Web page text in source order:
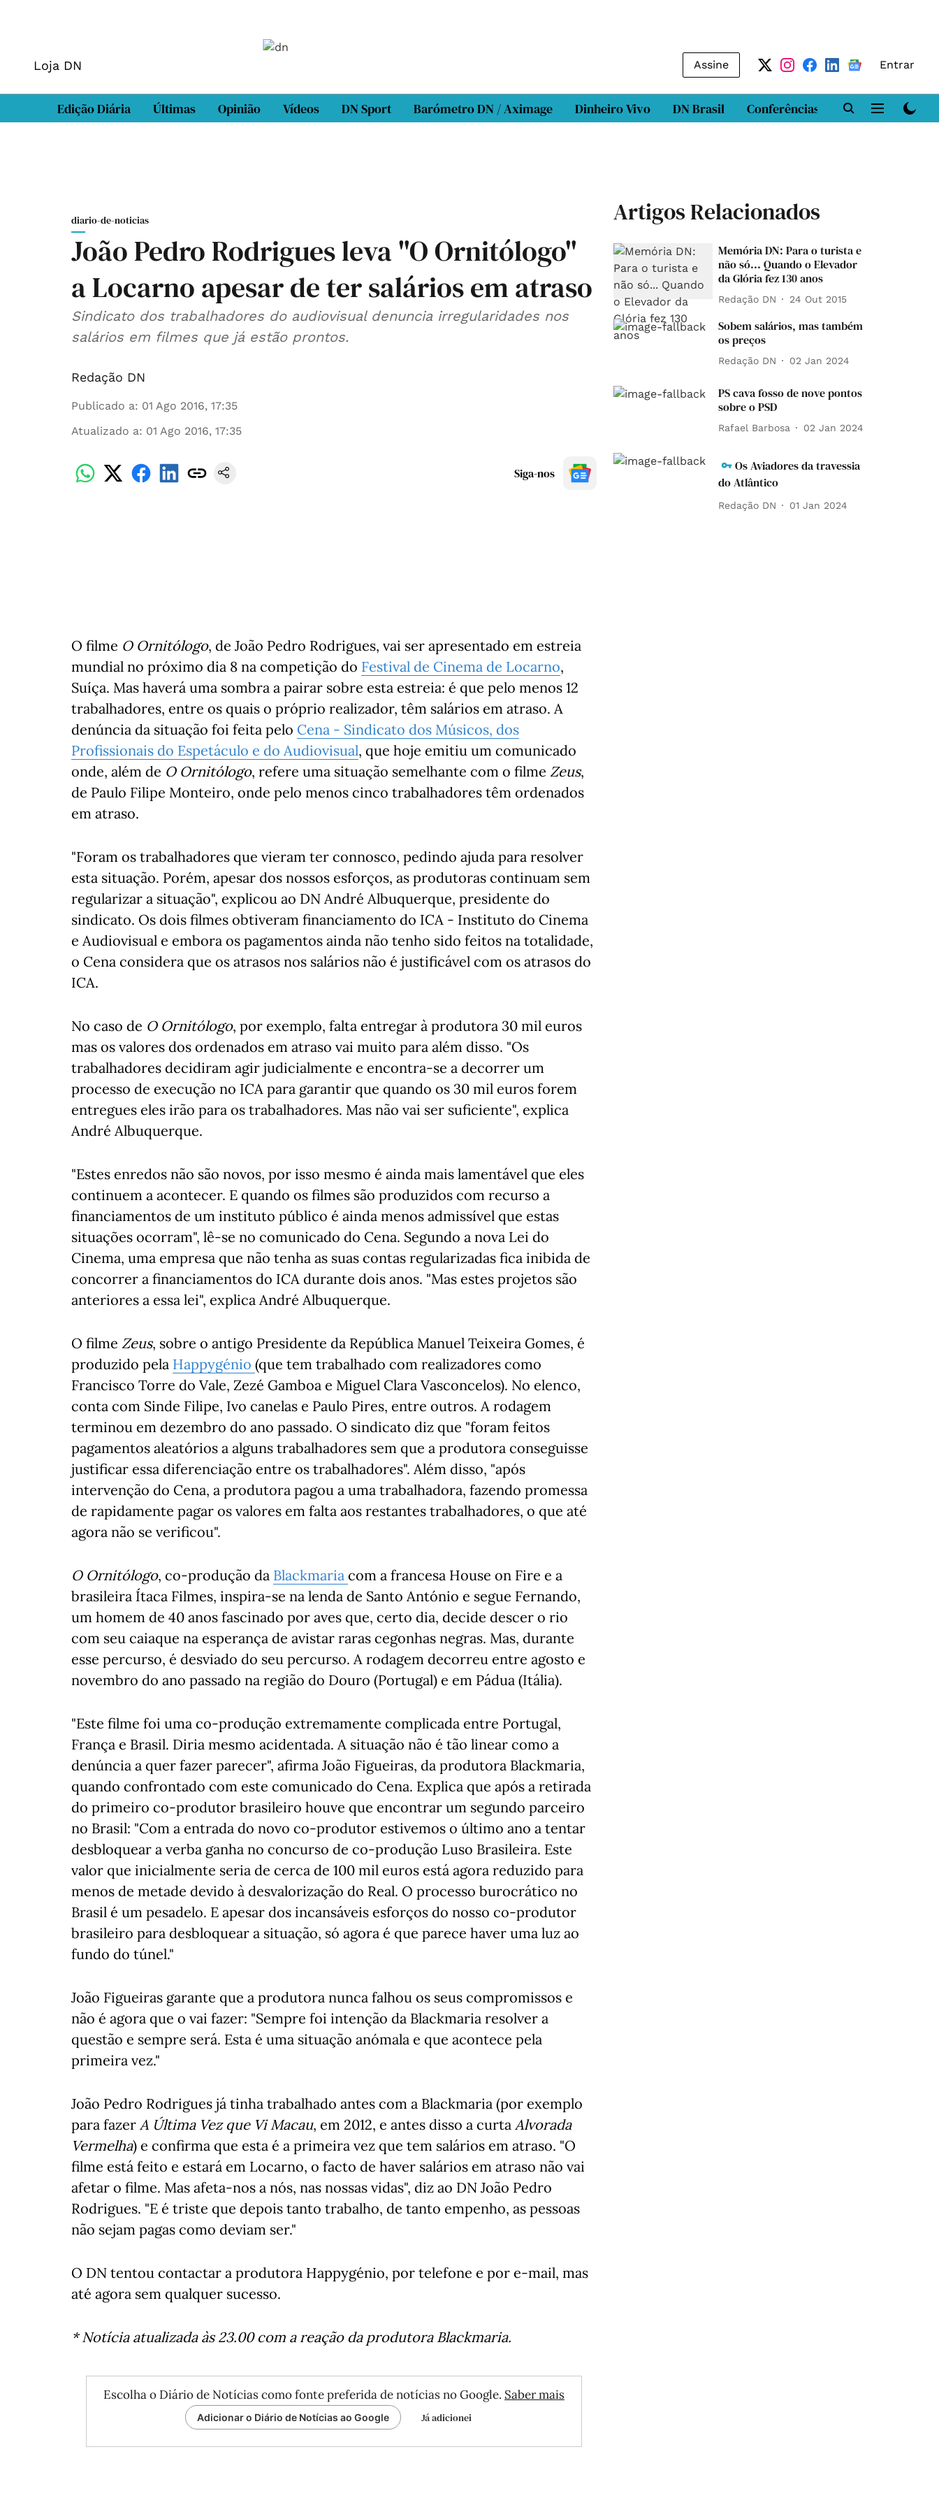
Loja DN Assine Entrar
Edição Diária Últimas Opinião Vídeos DN Sport Barómetro DN / Aximage Dinheiro Vivo DN Brasil Conferências DN LAB
diario-de-noticias
João Pedro Rodrigues leva "O Ornitólogo"
a Locarno apesar de ter salários em atraso
Sindicato dos trabalhadores do audiovisual denuncia irregularidades nos
salários em filmes que já estão prontos.
Redação DN
Publicado a: 01 Ago 2016, 17:35
Atualizado a: 01 Ago 2016, 17:35
Siga-nos
O filme O Ornitólogo, de João Pedro Rodrigues, vai ser apresentado em estreia
mundial no próximo dia 8 na competição do Festival de Cinema de Locarno,
Suíça. Mas haverá uma sombra a pairar sobre esta estreia: é que pelo menos 12
trabalhadores, entre os quais o próprio realizador, têm salários em atraso. A
denúncia da situação foi feita pelo Cena - Sindicato dos Músicos, dos
Profissionais do Espetáculo e do Audiovisual, que hoje emitiu um comunicado
onde, além de O Ornitólogo, refere uma situação semelhante com o filme Zeus,
de Paulo Filipe Monteiro, onde pelo menos cinco trabalhadores têm ordenados
em atraso.
"Foram os trabalhadores que vieram ter connosco, pedindo ajuda para resolver
esta situação. Porém, apesar dos nossos esforços, as produtoras continuam sem
regularizar a situação", explicou ao DN André Albuquerque, presidente do
sindicato. Os dois filmes obtiveram financiamento do ICA - Instituto do Cinema
e Audiovisual e embora os pagamentos ainda não tenho sido feitos na totalidade,
o Cena considera que os atrasos nos salários não é justificável com os atrasos do
ICA.
No caso de O Ornitólogo, por exemplo, falta entregar à produtora 30 mil euros
mas os valores dos ordenados em atraso vai muito para além disso. "Os
trabalhadores decidiram agir judicialmente e encontra-se a decorrer um
processo de execução no ICA para garantir que quando os 30 mil euros forem
entregues eles irão para os trabalhadores. Mas não vai ser suficiente", explica
André Albuquerque.
"Estes enredos não são novos, por isso mesmo é ainda mais lamentável que eles
continuem a acontecer. E quando os filmes são produzidos com recurso a
financiamentos de um instituto público é ainda menos admissível que estas
situações ocorram", lê-se no comunicado do Cena. Segundo a nova Lei do
Cinema, uma empresa que não tenha as suas contas regularizadas fica inibida de
concorrer a financiamentos do ICA durante dois anos. "Mas estes projetos são
anteriores a essa lei", explica André Albuquerque.
O filme Zeus, sobre o antigo Presidente da República Manuel Teixeira Gomes, é
produzido pela Happygénio (que tem trabalhado com realizadores como
Francisco Torre do Vale, Zezé Gamboa e Miguel Clara Vasconcelos). No elenco,
conta com Sinde Filipe, Ivo canelas e Paulo Pires, entre outros. A rodagem
terminou em dezembro do ano passado. O sindicato diz que "foram feitos
pagamentos aleatórios a alguns trabalhadores sem que a produtora conseguisse
justificar essa diferenciação entre os trabalhadores". Além disso, "após
intervenção do Cena, a produtora pagou a uma trabalhadora, fazendo promessa
de rapidamente pagar os valores em falta aos restantes trabalhadores, o que até
agora não se verificou".
O Ornitólogo, co-produção da Blackmaria com a francesa House on Fire e a
brasileira Ítaca Filmes, inspira-se na lenda de Santo António e segue Fernando,
um homem de 40 anos fascinado por aves que, certo dia, decide descer o rio
com seu caiaque na esperança de avistar raras cegonhas negras. Mas, durante
esse percurso, é desviado do seu percurso. A rodagem decorreu entre agosto e
novembro do ano passado na região do Douro (Portugal) e em Pádua (Itália).
"Este filme foi uma co-produção extremamente complicada entre Portugal,
França e Brasil. Diria mesmo acidentada. A situação não é tão linear como a
denúncia a quer fazer parecer", afirma João Figueiras, da produtora Blackmaria,
quando confrontado com este comunicado do Cena. Explica que após a retirada
do primeiro co-produtor brasileiro houve que encontrar um segundo parceiro
no Brasil: "Com a entrada do novo co-produtor estivemos o último ano a tentar
desbloquear a verba ganha no concurso de co-produção Luso Brasileira. Este
valor que inicialmente seria de cerca de 100 mil euros está agora reduzido para
menos de metade devido à desvalorização do Real. O processo burocrático no
Brasil é um pesadelo. E apesar dos incansáveis esforços do nosso co-produtor
brasileiro para desbloquear a situação, só agora é que parece haver uma luz ao
fundo do túnel."
João Figueiras garante que a produtora nunca falhou os seus compromissos e
não é agora que o vai fazer: "Sempre foi intenção da Blackmaria resolver a
questão e sempre será. Esta é uma situação anómala e que acontece pela
primeira vez."
João Pedro Rodrigues já tinha trabalhado antes com a Blackmaria (por exemplo
para fazer A Última Vez que Vi Macau, em 2012, e antes disso a curta Alvorada
Vermelha) e confirma que esta é a primeira vez que tem salários em atraso. "O
filme está feito e estará em Locarno, o facto de haver salários em atraso não vai
afetar o filme. Mas afeta-nos a nós, nas nossas vidas", diz ao DN João Pedro
Rodrigues. "E é triste que depois tanto trabalho, de tanto empenho, as pessoas
não sejam pagas como deviam ser."
O DN tentou contactar a produtora Happygénio, por telefone e por e-mail, mas
até agora sem qualquer sucesso.
* Notícia atualizada às 23.00 com a reação da produtora Blackmaria.
Escolha o Diário de Notícias como fonte preferida de notícias no Google. Saber mais
Adicionar o Diário de Notícias ao Google Já adicionei
Artigos Relacionados
Memória DN: Para o turista e
não só... Quando o Elevador
da Glória fez 130 anos
Redação DN 24 Out 2015
Sobem salários, mas também
os preços
Redação DN 02 Jan 2024
PS cava fosso de nove pontos
sobre o PSD
Rafael Barbosa 02 Jan 2024
Os Aviadores da travessia
do Atlântico
Redação DN 01 Jan 2024